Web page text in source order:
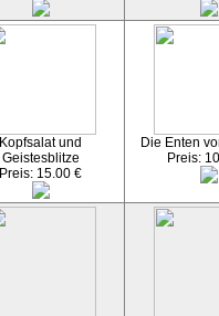
Kopfsalat und
Geistesblitze
Preis: 15.00 €
Die Enten
Preis: